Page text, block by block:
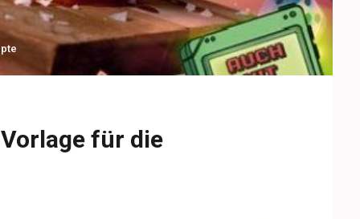
für die